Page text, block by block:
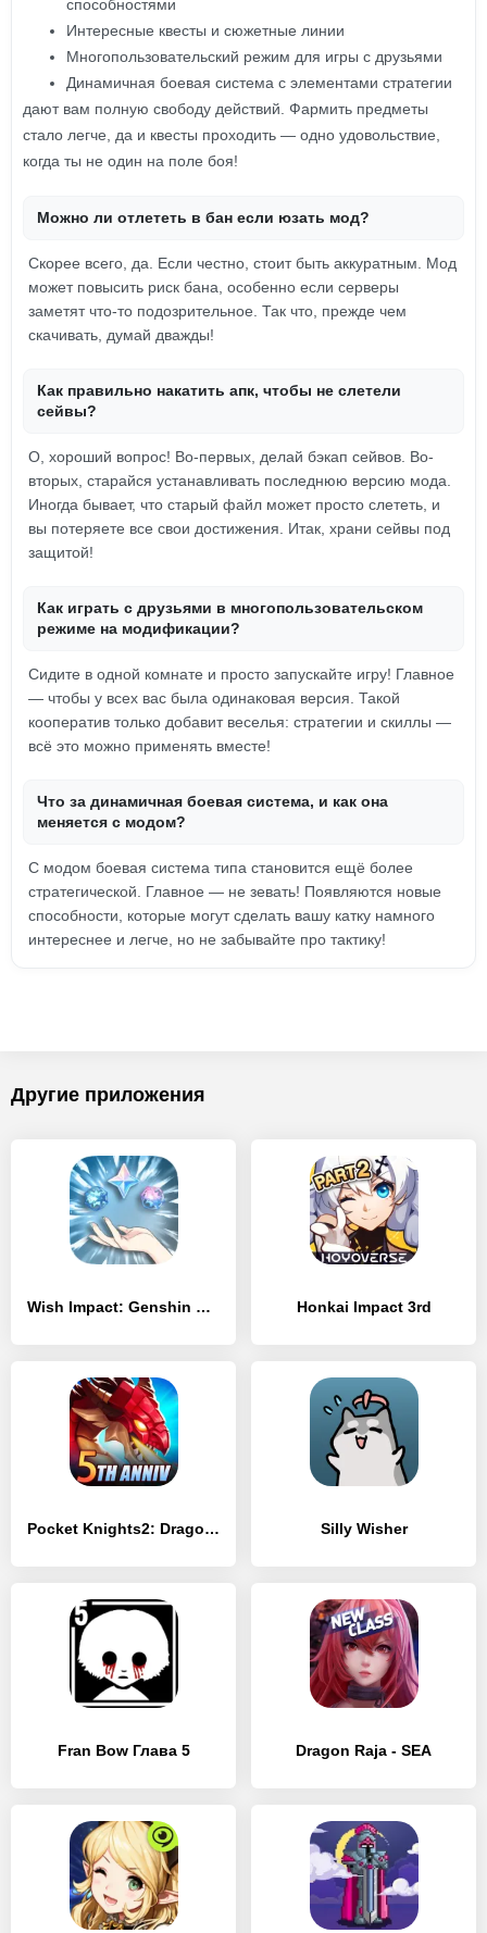
способностями
Интересные квесты и сюжетные линии
Многопользовательский режим для игры с друзьями
Динамичная боевая система с элементами стратегии
дают вам полную свободу действий. Фармить предметы
стало легче, да и квесты проходить — одно удовольствие,
когда ты не один на поле боя!
Можно ли отлететь в бан если юзать мод?
Скорее всего, да. Если честно, стоит быть аккуратным. Мод
может повысить риск бана, особенно если серверы
заметят что-то подозрительное. Так что, прежде чем
скачивать, думай дважды!
Как правильно накатить апк, чтобы не слетели
сейвы?
О, хороший вопрос! Во-первых, делай бэкап сейвов. Во-
вторых, старайся устанавливать последнюю версию мода.
Иногда бывает, что старый файл может просто слететь, и
вы потеряете все свои достижения. Итак, храни сейвы под
защитой!
Как играть с друзьями в многопользовательском
режиме на модификации?
Сидите в одной комнате и просто запускайте игру! Главное
— чтобы у всех вас была одинаковая версия. Такой
кооператив только добавит веселья: стратегии и скиллы —
всё это можно применять вместе!
Что за динамичная боевая система, и как она
меняется с модом?
С модом боевая система типа становится ещё более
стратегической. Главное — не зевать! Появляются новые
способности, которые могут сделать вашу катку намного
интереснее и легче, но не забывайте про тактику!
Другие приложения
Wish Impact: Genshin Wish Sim Honkai Impact 3rd
Pocket Knights2: Dragon Impact Silly Wisher
Fran Bow Глава 5 Dragon Raja - SEA